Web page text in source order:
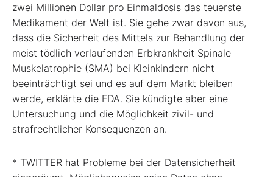
zwei Millionen Dollar pro Einmaldosis das teuerste
Medikament der Welt ist. Sie gehe zwar davon aus,
dass die Sicherheit des Mittels zur Behandlung der
meist tödlich verlaufenden Erbkrankheit Spinale
Muskelatrophie (SMA) bei Kleinkindern nicht
beeinträchtigt sei und es auf dem Markt bleiben
werde, erklärte die FDA. Sie kündigte aber eine
Untersuchung und die Möglichkeit zivil- und
strafrechtlicher Konsequenzen an.
* TWITTER hat Probleme bei der Datensicherheit